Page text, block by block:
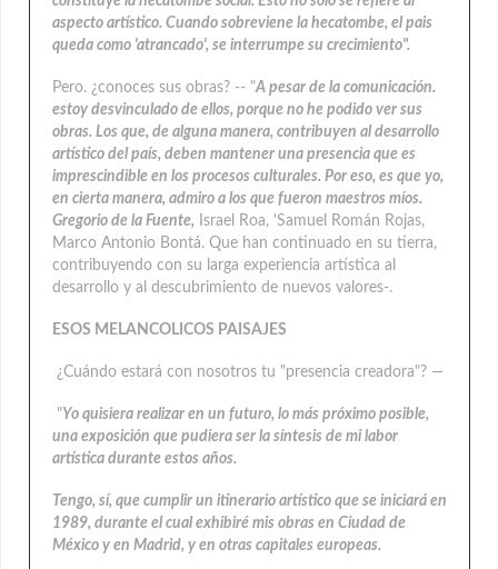
aspecto artístico. Cuando sobreviene la hecatombe, el pais
queda como 'atrancado', se interrumpe su crecimiento".
Pero. ¿conoces sus obras? -- "A pesar de la comunicación.
estoy desvinculado de ellos, porque no he podido ver sus
obras. Los que, de alguna manera, contribuyen al desarrollo
artístico del país, deben mantener una presencia que es
imprescindible en los procesos culturales. Por eso, es que yo,
en cierta manera, admiro a los que fueron maestros míos.
Gregorio de la Fuente, Israel Roa, 'Samuel Román Rojas,
Marco Antonio Bontá. Que han continuado en su tierra,
contribuyendo con su larga experiencia artística al
desarrollo y al descubrimiento de nuevos valores-.
ESOS MELANCOLICOS PAISAJES
¿Cuándo estará con nosotros tu "presencia creadora"? —
"Yo quisiera realizar en un futuro, lo más próximo posible,
una exposición que pudiera ser la síntesis de mi labor
artística durante estos años.
Tengo, sí, que cumplir un itinerario artístico que se iniciará en
1989, durante el cual exhibiré mis obras en Ciudad de
México y en Madrid, y en otras capitales europeas.